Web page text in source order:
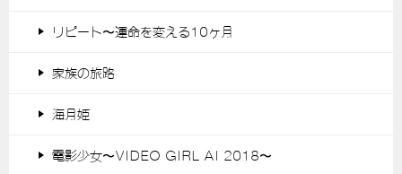
リピート〜運命を変える10ヶ月
家族の旅路
海月姫
電影少女〜VIDEO GIRL AI 2018〜